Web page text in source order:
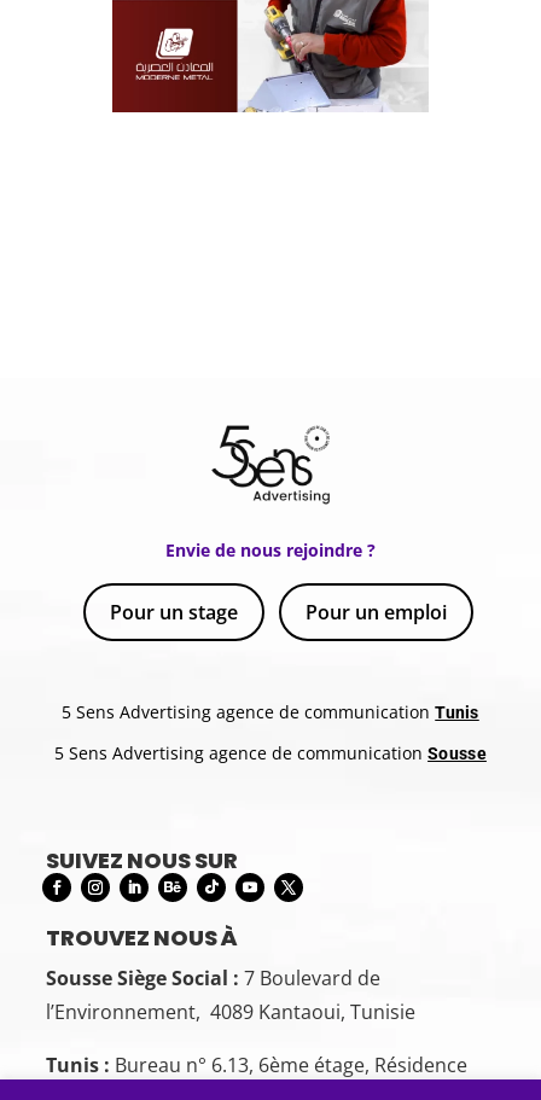
Envie de nous rejoindre ?
Pour un stage Pour un emploi
5 Sens Advertising agence de communicationTunis
5 Sens Advertising agence de communicationSousse
SUIVEZ NOUS SUR
TROUVEZ NOUS À
Sousse Siège Social : 7 Boulevard de
l’Environnement, 4089 Kantaoui, Tunisie
Tunis : Bureau n° 6.13, 6ème étage, Résidence